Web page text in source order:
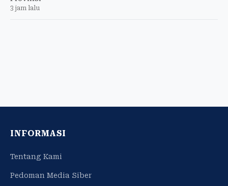
3 jam lalu
INFORMASI
Tentang Kami
Pedoman Media Siber